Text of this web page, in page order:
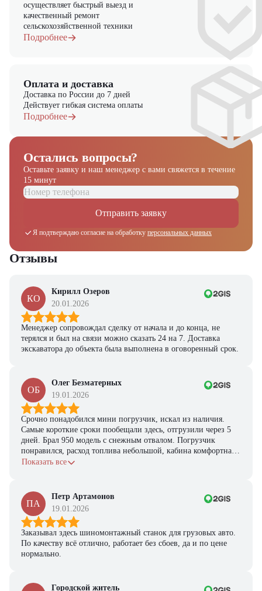
осуществляет быстрый выезд и
качественный ремонт
сельскохозяйственной техники
Подробнее
Оплата и доставка
Доставка по России до 7 дней
Действует гибкая система оплаты
Подробнее
Остались вопросы?
Оставьте заявку и наш менеджер с вами свяжется в течение
15 минут
Отправить заявку
Я подтверждаю согласие на обработку персональных данных
Отзывы
КО
Кирилл Озеров
20.01.2026
Менеджер сопровождал сделку от начала и до конца, не
терялся и был на связи можно сказать 24 на 7. Доставка
экскаватора до объекта была выполнена в оговоренный срок.
ОБ
Олег Безматерных
19.01.2026
Срочно понадобился мини погрузчик, искал из наличия.
Самые короткие сроки пообещали здесь, отгрузили через 5
дней. Брал 950 модель с снежным отвалом. Погрузчик
понравился, расход топлива небольшой, кабина комфортная,
с задачами справляется.
Показать все
ПА
Петр Артамонов
19.01.2026
Заказывал здесь шиномонтажный станок для грузовых авто.
По качеству всё отлично, работает без сбоев, да и по цене
нормально.
Городской житель